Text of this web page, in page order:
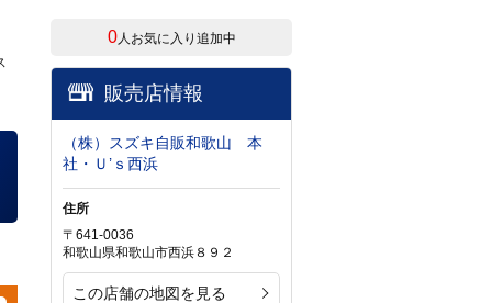
0人お気に入り追加中
販売店情報
（株）スズキ自販和歌山 本
社・Ｕ’ｓ西浜
住所
〒641-0036
和歌山県和歌山市西浜８９２
この店舗の地図を見る